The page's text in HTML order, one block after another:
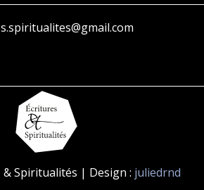
Spiritualités | Design : juliedrnd